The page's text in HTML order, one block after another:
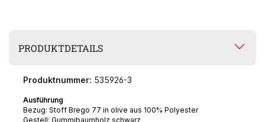
PRODUKTDETAILS
Produktnummer: 535926-3
Ausführung
Bezug: Stoff Brego 77 in olive aus 100% Polyester
Gestell: Gummibaumholz schwarz